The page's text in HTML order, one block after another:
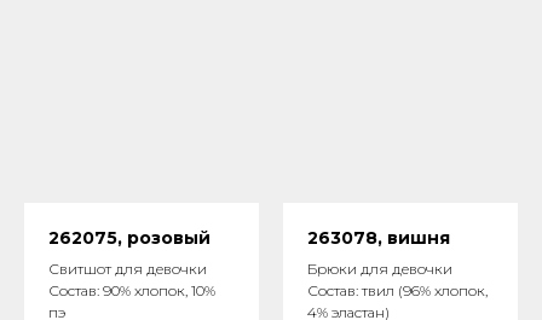
262075, розовый
Свитшот для девочки
Состав: 90% хлопок, 10%
пэ
263078, вишня
Брюки для девочки
Состав: твил (96% хлопок,
4% эластан)